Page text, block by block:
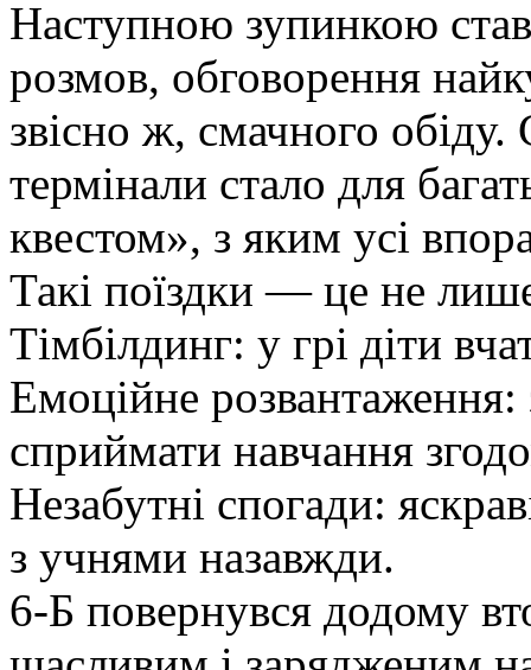
Наступною зупинкою
розмов, обговорення
звісно ж, смачного
термінали стало для
квестом», з яким усі
​Такі поїздки — це не
​Тімбілдинг: у грі діти
​Емоційне
сприймати навчання
​Незабутні спогади:
з учнями назавжди.
​6-Б повернувся додому